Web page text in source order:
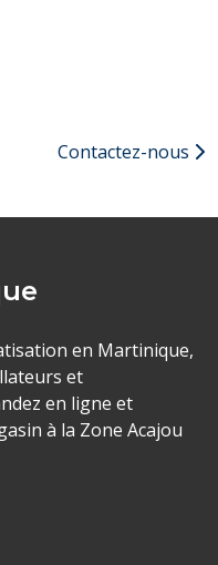
Contactez-nous
en Martinique,
et
en ligne et
à la Zone Acajou